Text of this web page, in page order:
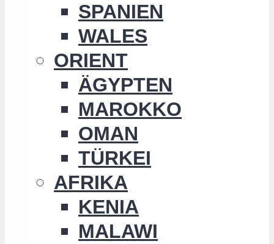
SPANIEN
WALES
ORIENT
ÄGYPTEN
MAROKKO
OMAN
TÜRKEI
AFRIKA
KENIA
MALAWI